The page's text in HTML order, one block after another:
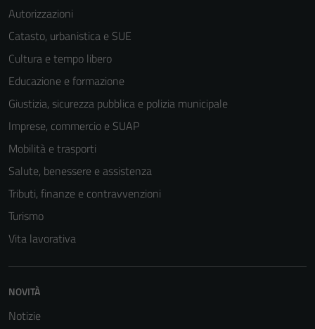
Autorizzazioni
Catasto, urbanistica e SUE
Cultura e tempo libero
Educazione e formazione
Giustizia, sicurezza pubblica e polizia municipale
Imprese, commercio e SUAP
Mobilità e trasporti
Salute, benessere e assistenza
Tributi, finanze e contravvenzioni
Turismo
Vita lavorativa
NOVITÀ
Notizie